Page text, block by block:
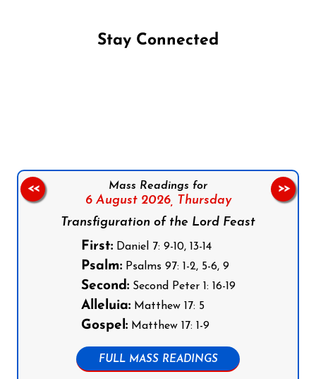
Stay Connected
Mass Readings for
6 August 2026, Thursday
Transfiguration of the Lord Feast
First:Daniel 7: 9-10, 13-14
Psalm:Psalms 97: 1-2, 5-6, 9
Second:Second Peter 1: 16-19
Alleluia:Matthew 17: 5
Gospel:Matthew 17: 1-9
FULL MASS READINGS
<< >>